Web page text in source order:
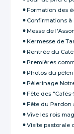
Formation des
Confirmations à
Messe de
Kermesse de
Rentrée du Caté
Premières
Photos du
Pèlerinage
Fête des
Fête du Pardon
Vive les rois
Visite pastorale